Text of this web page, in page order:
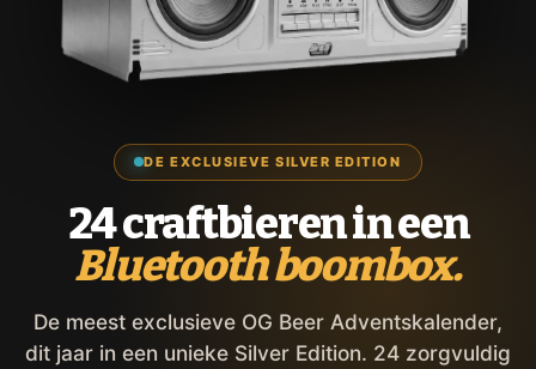
DE EXCLUSIEVE SILVER EDITION
24 craftbieren in een
Bluetooth boombox.
De meest exclusieve OG Beer Adventskalender,
dit jaar in een unieke Silver Edition. 24 zorgvuldig